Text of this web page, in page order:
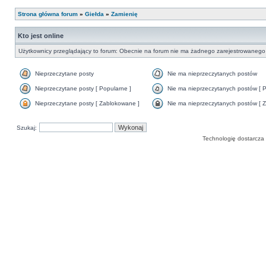
Strona główna forum » Giełda » Zamienię
Kto jest online
Użytkownicy przeglądający to forum: Obecnie na forum nie ma żadnego
Nieprzeczytane posty Nie ma nieprzeczytanych postów
Nieprzeczytane posty [ Popularne ] Nie ma nieprzeczytanych postów [
Nieprzeczytane posty [ Zablokowane ] Nie ma nieprzeczytanych postów [
Szukaj:
Technologię dostarcza